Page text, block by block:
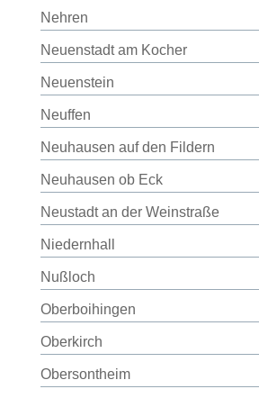
Nehren
Neuenstadt am Kocher
Neuenstein
Neuffen
Neuhausen auf den Fildern
Neuhausen ob Eck
Neustadt an der Weinstraße
Niedernhall
Nußloch
Oberboihingen
Oberkirch
Obersontheim